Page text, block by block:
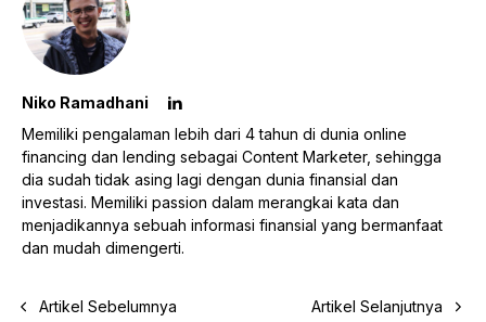
Niko Ramadhani
Memiliki pengalaman lebih dari 4 tahun di dunia online
financing dan lending sebagai Content Marketer, sehingga
dia sudah tidak asing lagi dengan dunia finansial dan
investasi. Memiliki passion dalam merangkai kata dan
menjadikannya sebuah informasi finansial yang bermanfaat
dan mudah dimengerti.
Artikel Sebelumnya Artikel Selanjutnya